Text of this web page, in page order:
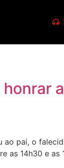
ao pai, o
as 14h30 e as